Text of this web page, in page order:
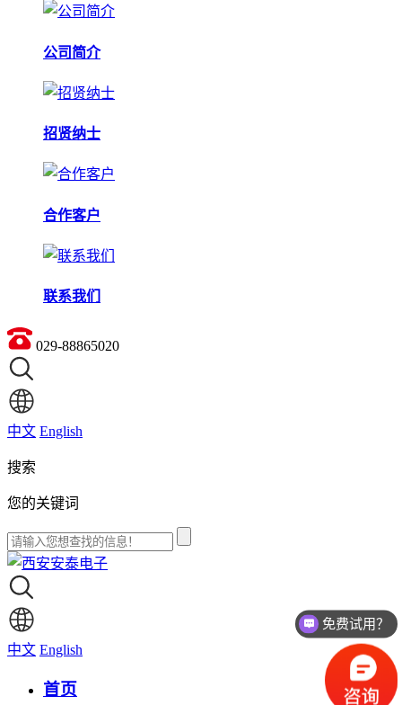
公司简介
招贤纳士
合作客户
联系我们
029-88865020
中文 English
搜索
您的关键词
中文 English
首页
免费试用？
价格如何？